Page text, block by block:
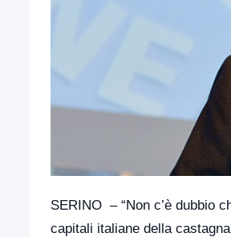
SERINO – “Non c’è dubbio
capitali italiane della